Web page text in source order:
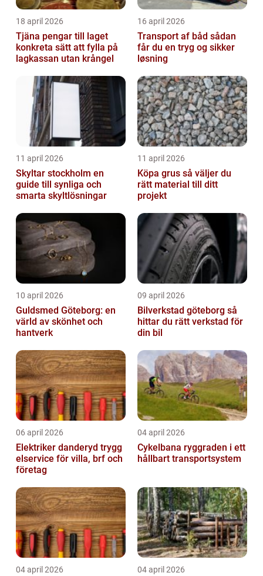
18 april 2026
Tjäna pengar till laget
konkreta sätt att fylla på
lagkassan utan krångel
16 april 2026
Transport af båd sådan
får du en tryg og sikker
løsning
11 april 2026
Skyltar stockholm en
guide till synliga och
smarta skyltlösningar
11 april 2026
Köpa grus så väljer du
rätt material till ditt
projekt
10 april 2026
Guldsmed Göteborg: en
värld av skönhet och
hantverk
09 april 2026
Bilverkstad göteborg så
hittar du rätt verkstad för
din bil
06 april 2026
Elektriker danderyd trygg
elservice för villa, brf och
företag
04 april 2026
Cykelbana ryggraden i ett
hållbart transportsystem
04 april 2026 04 april 2026